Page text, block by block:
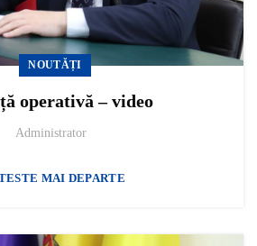
NOUTĂȚI
operativă – video
Administrator
MAI DEPARTE